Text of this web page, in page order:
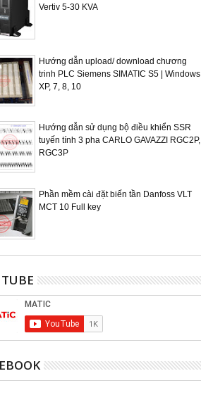
Vertiv 5-30 KVA
Hướng dẫn upload/ download chương
trinh PLC Siemens SIMATIC S5 | Windows
XP, 7, 8, 10
Hướng dẫn sử dụng bộ điều khiển SSR
tuyến tính 3 pha CARLO GAVAZZI RGC2P,
RGC3P
Phần mềm cài đặt biến tần Danfoss VLT
MCT 10 Full key